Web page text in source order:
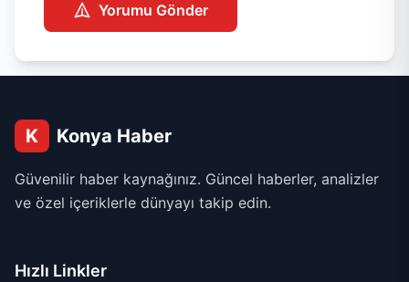
Yorumu Gönder
K Konya Haber
Güvenilir haber kaynağınız. Güncel haberler, analizler
ve özel içeriklerle dünyayı takip edin.
Hızlı Linkler